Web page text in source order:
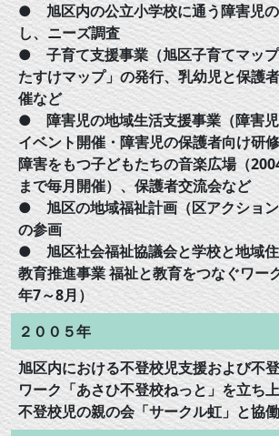
● 旭区内の公立小学校に通う障害児
し、ニーズ調査
● 子育て支援事業（旭区子育てマッ
たすけマップ」の発行、乳幼児と保護
催など
● 障害児の地域生活支援事業（障害
イベント開催・障害児の保護者向け研
障害をもつ子どもたちの音楽広場（
まで毎月開催）、保護者交流会など
● 旭区の地域福祉計画（区アクショ
の参画
● 旭区社会福祉協議会と学校と地域
教育推進事業 福祉と教育をつなぐワー
年7～8月）
２００５年
旭区内における不登校児支援および不
ワーク「あさひ不登校ねっと」を立ち
不登校児の親の会「サークル虹」と協